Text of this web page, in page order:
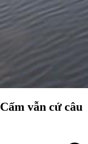
Cấm vẫn cứ câu